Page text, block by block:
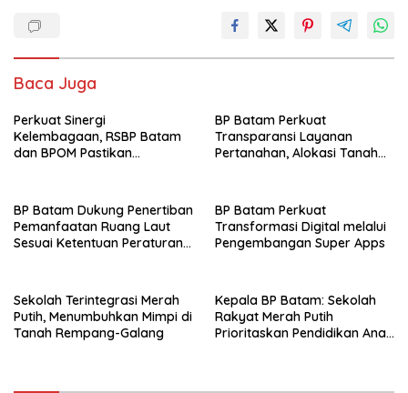
Baca Juga
Perkuat Sinergi
Kelembagaan, RSBP Batam
dan BPOM Pastikan
BP Batam Perkuat
Transparansi Layanan
Pertanahan, Alokasi Tanah
BP Batam Dukung Penertiban
Pemanfaatan Ruang Laut
Sesuai Ketentuan Peraturan
BP Batam Perkuat
Transformasi Digital melalui
Pengembangan Super Apps
Sekolah Terintegrasi Merah
Putih, Menumbuhkan Mimpi di
Tanah Rempang-Galang
Kepala BP Batam: Sekolah
Rakyat Merah Putih
Prioritaskan Pendidikan Anak